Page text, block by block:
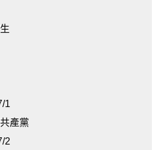
1
產黨
2